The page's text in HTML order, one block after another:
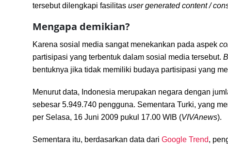
tersebut dilengkapi fasilitas user generated content /
Mengapa demikian?
Karena sosial media sangat menekankan pada aspek
partisipasi yang terbentuk dalam sosial media tersebut.
bentuknya jika tidak memiliki budaya partisipasi yang
Menurut data, Indonesia merupakan negara dengan
sebesar 5.949.740 pengguna. Sementara Turki, yang
per Selasa, 16 Juni 2009 pukul 17.00 WIB (VIVAnews).
Sementara itu, berdasarkan data dari Google Trend,